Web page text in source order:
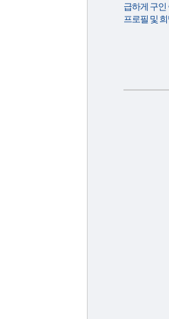
급하게 구인
프로필 및